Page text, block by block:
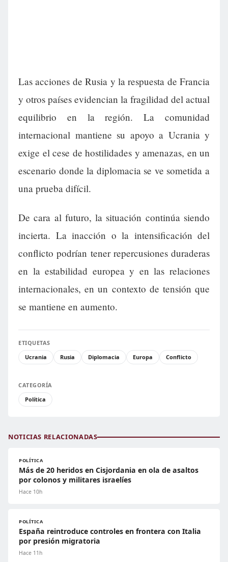
Las acciones de Rusia y la respuesta de Francia
y otros países evidencian la fragilidad del actual
equilibrio en la región. La comunidad
internacional mantiene su apoyo a Ucrania y
exige el cese de hostilidades y amenazas, en un
escenario donde la diplomacia se ve sometida a
una prueba difícil.
De cara al futuro, la situación continúa siendo
incierta. La inacción o la intensificación del
conflicto podrían tener repercusiones duraderas
en la estabilidad europea y en las relaciones
internacionales, en un contexto de tensión que
se mantiene en aumento.
ETIQUETAS
Ucrania
Rusia Diplomacia Europa Conflicto
CATEGORÍA
Política
NOTICIAS RELACIONADAS
POLÍTICA
Más de 20 heridos en Cisjordania en ola de asaltos
por colonos y militares israelíes
Hace 10h
POLÍTICA
España reintroduce controles en frontera con Italia
por presión migratoria
Hace 11h